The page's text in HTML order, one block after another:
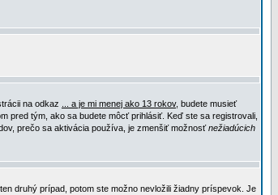
na odkaz
... a je mi menej ako 13 rokov, budete musieť
pred tým, ako sa budete môcť prihlásiť. Keď ste sa registrovali,
prečo sa aktivácia používa, je zmenšiť možnosťnežiadúcich
druhý prípad, potom ste možno nevložili žiadny príspevok. Je